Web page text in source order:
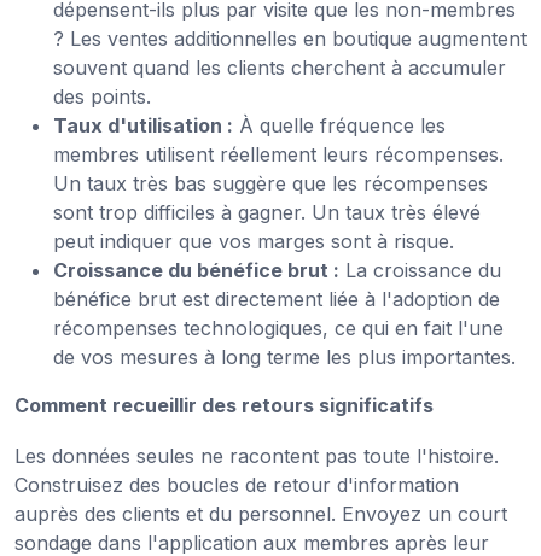
dépensent-ils plus par visite que les non-membres
? Les ventes additionnelles en boutique augmentent
souvent quand les clients cherchent à accumuler
des points.
Taux d'utilisation : À quelle fréquence les
membres utilisent réellement leurs récompenses.
Un taux très bas suggère que les récompenses
sont trop difficiles à gagner. Un taux très élevé
peut indiquer que vos marges sont à risque.
Croissance du bénéfice brut : La croissance du
bénéfice brut est directement liée à l'adoption de
récompenses technologiques, ce qui en fait l'une
de vos mesures à long terme les plus importantes.
Comment recueillir des retours significatifs
Les données seules ne racontent pas toute l'histoire.
Construisez des boucles de retour d'information
auprès des clients et du personnel. Envoyez un court
sondage dans l'application aux membres après leur